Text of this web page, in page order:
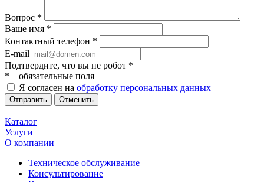
Вопрос *
Ваше имя *
Контактный телефон *
E-mail
Подтвердите, что вы не робот *
* – обязательные поля
Я согласен на обработку персональных данных
Отменить
Каталог
Услуги
О компании
Техническое обслуживание
Консультирование